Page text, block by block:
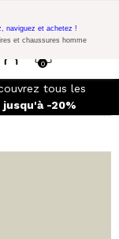
sur 300€ d'achat
0
naviguez et achetez !
et chaussures homme
tous les
-20%